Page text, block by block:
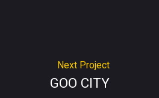
Next Project
GOO CITY